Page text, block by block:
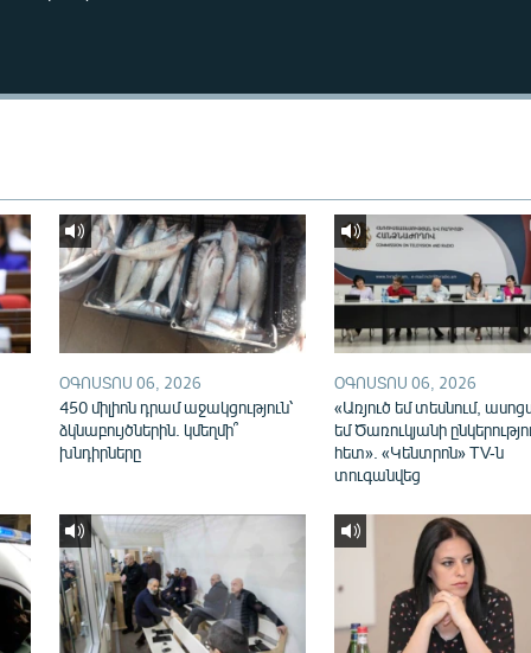
ՕԳՈՍՏՈՍ 06, 2026
450 միլիոն դրամ աջակցություն՝
ձկնաբույծներին. կմեղմի՞
խնդիրները
ՕԳՈՍՏՈՍ 06, 2026
«Առյուծ եմ տեսնում,
եմ Ծառուկյանի
հետ». «Կենտրոն» TV-ն
տուգանվեց